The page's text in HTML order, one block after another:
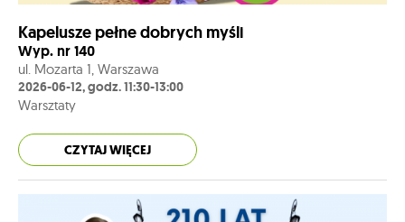
Kapelusze pełne dobrych myśli
Wyp. nr 140
ul. Mozarta 1, Warszawa
2026-06-12, godz. 11:30-13:00
Warsztaty
CZYTAJ WIĘCEJ